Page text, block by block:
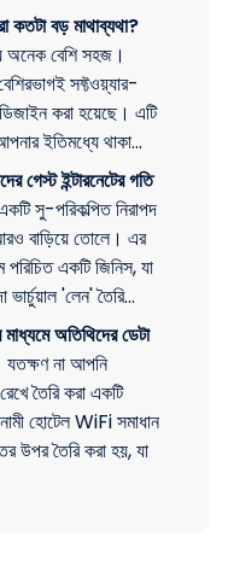
বড় মাথাব্যথা?
অনেক বেশি সহজ।
সফ্টওয়্যার-
করা হয়েছে। এটি
ইতিমধ্যে থাকা…
গেস্ট ইন্টারনেটের গতি
সু-পরিকল্পিত নিরাপদ
বাড়িয়ে তোলে। এর
পরিচিত একটি জিনিস, যা
'লেন' তৈরি…
অতিথিদের ডেটা
না আপনি
তৈরি করা একটি
হোটেল WiFi সমাধান
উপর তৈরি করা হয়, যা